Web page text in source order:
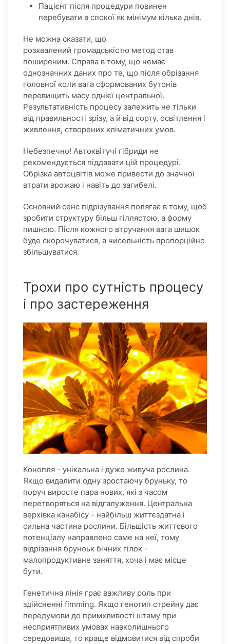
Пацієнт після процедури повинен
перебувати в спокої як мінімум кілька днів.
Не можна сказати, що
розхвалений громадськістю метод став
поширеним. Справа в тому, що немає
однозначних даних про те, що після обрізання
головної коли вага сформованих бутонів
перевищить масу однієї центральної.
Результативність процесу залежить не тільки
від правильності зрізу, а й від сорту, освітлення і
живлення, створених кліматичних умов.
Небезпечно! Автоквітучі гібриди не
рекомендується піддавати цій процедурі.
Обрізка автоцвітів може привести до значної
втрати врожаю і навіть до загибелі.
Основний сенс підрізування полягає в тому, щоб
зробити структуру більш гіллястою, а форму
пишною. Після кожного втручання вага шишок
буде скорочуватися, а чисельність пропорційно
збільшуватися.
Трохи про сутність процесу
і про застереження
Конопля - унікальна і дуже живуча рослина.
Якщо видалити одну зростаючу бруньку, то
поруч виросте пара нових, які з часом
перетворяться на відгалуження. Центральна
верхівка канабісу - найбільш життєздатна і
сильна частина рослини. Більшість життєвого
потенціалу направлено саме на неї, тому
відрізання бруноьк бічних гілок -
малопродуктивне заняття, хоча і має місце
бути.
Генетична лінія грає важливу роль при
здійсненні fimming. Якщо генотип стрейну дає
передумови до примхливості штаму при
несприятливих умовах навколишнього
середовища, то краще відмовитися від спроби